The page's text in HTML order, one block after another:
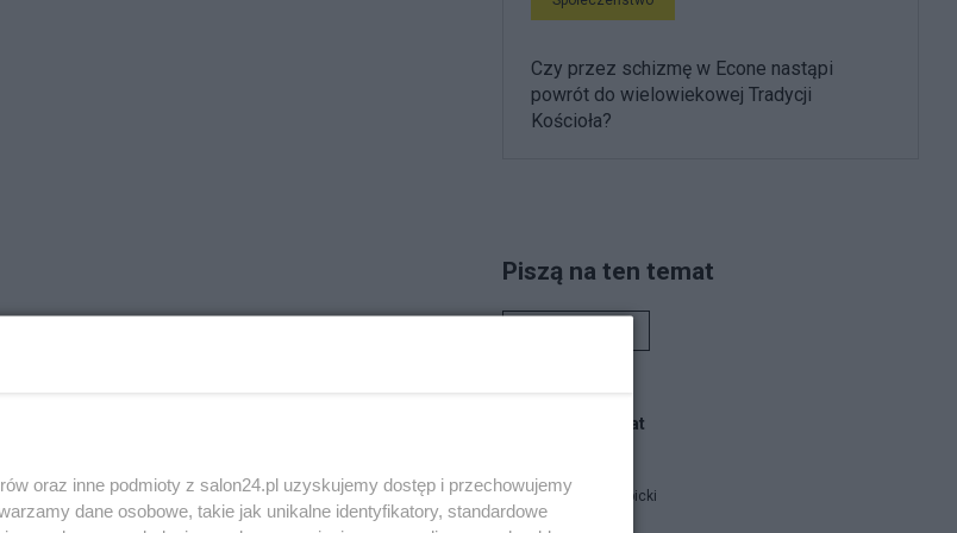
ale dokonano jednak owego szatańskiego
Czy przez schizmę w Econe nastąpi
powrót do wielowiekowej Tradycji
Kościoła?
Piszą na ten temat
Blogi na ten temat
Jan Filip Libicki
oraz inne podmioty z salon24.pl uzyskujemy dostęp i przechowujemy
dane osobowe, takie jak unikalne identyfikatory, standardowe